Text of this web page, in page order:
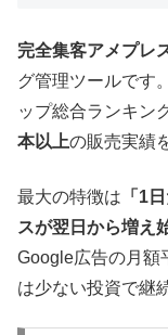
完全集客アメプレ
グ管理ツールです
ップ総合ランキン
本以上の販売実績
最大の特徴は 「1
スが翌日から増え
Google広告の月額
は少ない投資で継